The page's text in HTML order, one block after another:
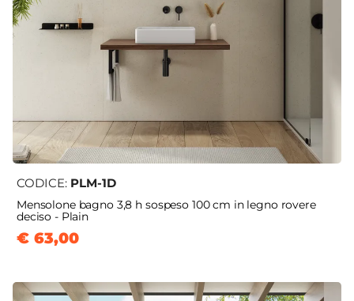
CODICE: PLM-1D
Mensolone bagno 3,8 h sospeso 100 cm in legno rovere
deciso - Plain
€ 63,00